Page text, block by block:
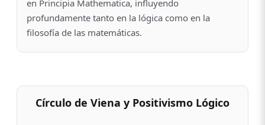
en Principia Mathematica, influyendo
profundamente tanto en la lógica como en la
filosofía de las matemáticas.
Círculo de Viena y Positivismo Lógico